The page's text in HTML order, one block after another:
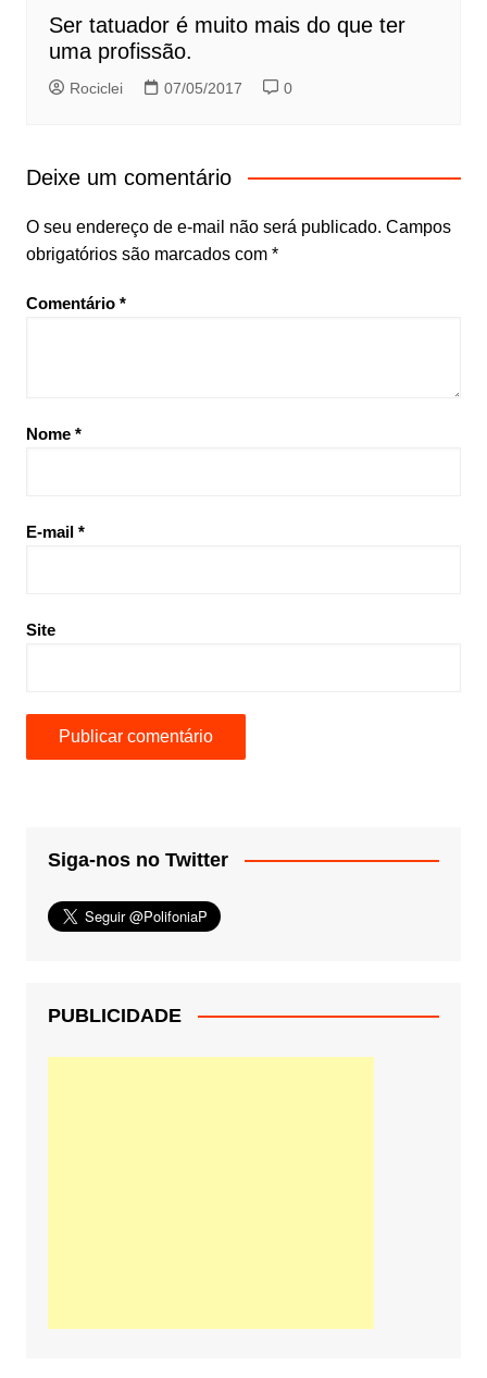
Ser tatuador é muito mais do que ter
uma profissão.
Rociclei 07/05/2017 0
Deixe um comentário
O seu endereço de e-mail não será publicado. Campos
obrigatórios são marcados com *
Comentário *
Nome *
E-mail *
Site
Siga-nos no Twitter
PUBLICIDADE